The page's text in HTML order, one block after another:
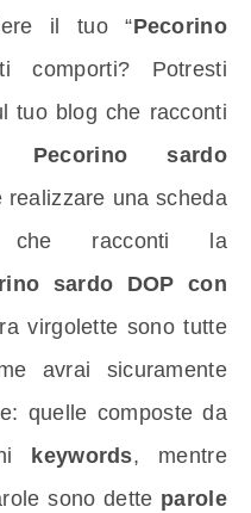
il tuo “Pecorino
comporti? Potresti
tuo blog che racconti
sardo
realizzare una scheda
che racconti la
sardo DOP con
virgolette sono tutte
avrai sicuramente
quelle composte da
keywords, mentre
sono dette parole